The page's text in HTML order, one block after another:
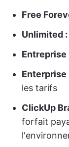
Free
Unlimited :
Entreprise
Enterprise
les tarifs
ClickUp
forfait